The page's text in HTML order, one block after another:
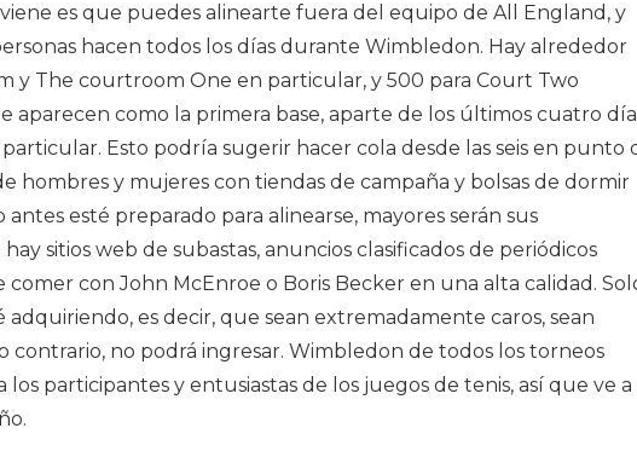
es que puedes alinearte fuera del equipo de All England, y
hacen todos los días durante Wimbledon. Hay alrededor
y The courtroom One en particular, y 500 para Court Two
aparecen como la primera base, aparte de los últimos cuatro
Esto podría sugerir hacer cola desde las seis en punto
hombres y mujeres con tiendas de campaña y bolsas de dormir
esté preparado para alinearse, mayores serán sus
sitios web de subastas, anuncios clasificados de periódicos
con John McEnroe o Boris Becker en una alta calidad.
es decir, que sean extremadamente caros, sean
contrario, no podrá ingresar. Wimbledon de todos los torneos
participantes y entusiastas de los juegos de tenis, así que ve a